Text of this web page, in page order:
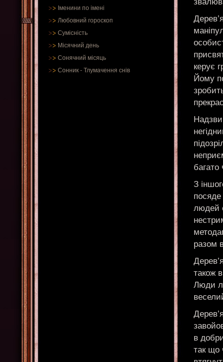
Іменини по імені
Любовний гороскоп
Сумісність
Місячний день
Сонячний місяць
Сонник - Тлумачення снів
керує
Йому
багато
З
людей
разом
також
Люди
в
так що